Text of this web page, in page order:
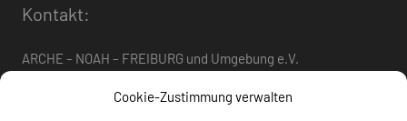
Cookie-Zustimmung verwalten
Kontakt:
ARCHE – NOAH – FREIBURG und Umgebung e.V.
arche-noah-freiburg[at]freenet.de